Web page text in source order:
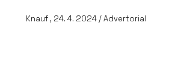
Knauf , 24. 4. 2024 / Advertorial